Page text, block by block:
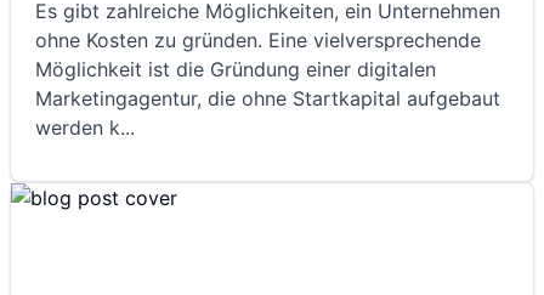
Es gibt zahlreiche Möglichkeiten, ein Unternehmen
ohne Kosten zu gründen. Eine vielversprechende
Möglichkeit ist die Gründung einer digitalen
Marketingagentur, die ohne Startkapital aufgebaut
werden k...